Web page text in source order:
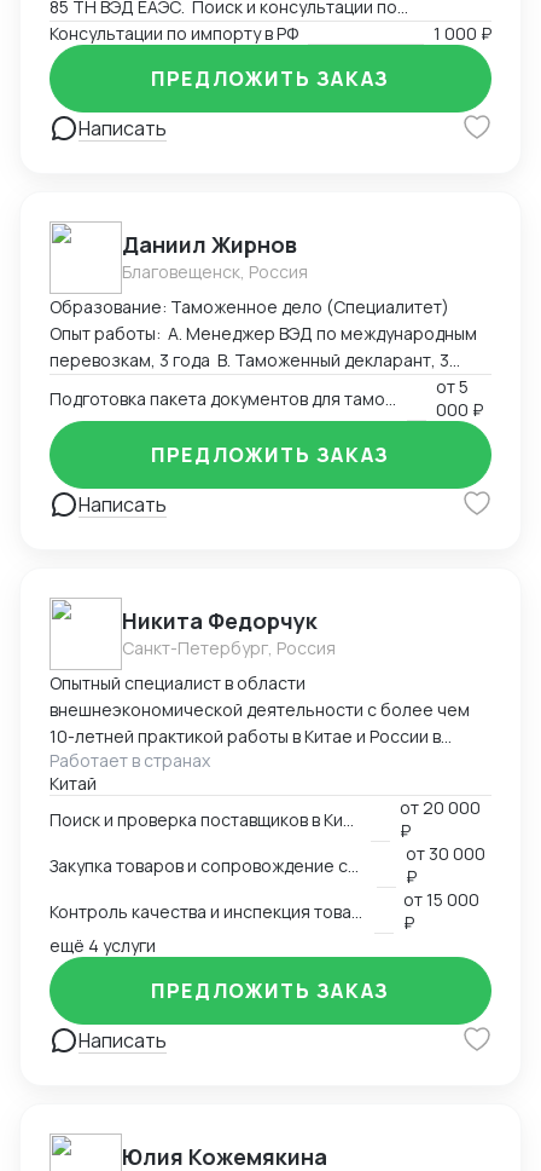
85 ТН ВЭД ЕАЭС. Поиск и консультации по
разрешительным документам, необходимым для
экспорта или импорта на территорию РФ.
Консультации по импорту в РФ 1 000 ₽
Написать
ПРЕДЛОЖИТЬ ЗАКАЗ
Даниил Жирнов
Благовещенск, Россия
Образование: Таможенное дело (Специалитет)
Опыт работы: А. Менеджер ВЭД по международным
перевозкам, 3 года B. Таможенный декларант, 3
от5
000 ₽
Написать
ПРЕДЛОЖИТЬ ЗАКАЗ
Никита Федорчук
Санкт-Петербург, Россия
Опытный специалист в области
внешнеэкономической деятельности с более чем
10-летней практикой работы в Китае и России в
сфере ВЭД. Знаю китайский и английский языки на
профессиональном уровне, имею глубокую
экспертизу в закупках, логистике и международных
расчетах. Организую полный цикл работы с Китаем:
поиск и проверка поставщиков, переговоры,
сопровождение контрактов, контроль качества
продукции, доставка и оплата поставщикам.
Ключевые компетенции Поиск и проверка надежных
поставщиков в Китае Ведение переговоров на
китайском и английском языках Организация
закупок и международной логистики «под ключ»
Международные платежи и финансовое
Работает в странах
Китай
от20 000
₽
от 30 000
₽
от15 000
₽
ещё 4 услуги
Написать
ПРЕДЛОЖИТЬ ЗАКАЗ
Юлия Кожемякина